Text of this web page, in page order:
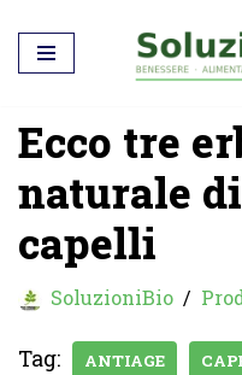
Vai
contenuto
Ecco tre
naturale
capelli
SoluzioniBio
Tag: ANTIAGE